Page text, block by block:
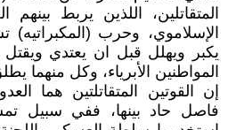
المتقاتلين، اللذين يربط
الإسلاموي، وحرب
يكبر ويهلل قبل ان يعتدي
المواطنين الأبرياء، وكل منهما
إن القوتين المتقاتلتين هما
فاصل حاد بينها، ففي سبيل